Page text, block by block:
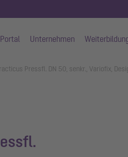
Unternehmen
Pressfl. DN 50, senkr., Variofix,